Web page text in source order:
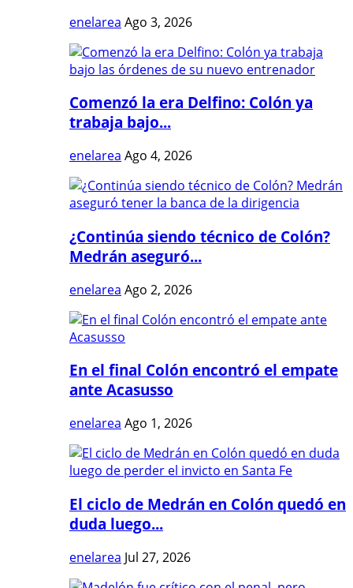
enelarea Ago 3, 2026
Comenzó la era Delfino: Colón ya
trabaja bajo...
enelarea Ago 4, 2026
¿Continúa siendo técnico de Colón?
Medrán aseguró...
enelarea Ago 2, 2026
En el final Colón encontró el empate
ante Acasusso
enelarea Ago 1, 2026
El ciclo de Medrán en Colón quedó en
duda luego...
enelarea Jul 27, 2026